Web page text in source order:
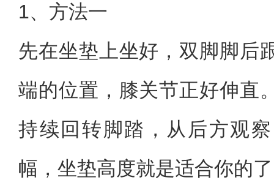
1、方法一
先在坐垫上坐好，双脚脚后
端的位置，膝关节正好伸直
持续回转脚踏，从后方观
幅，坐垫高度就是适合你的